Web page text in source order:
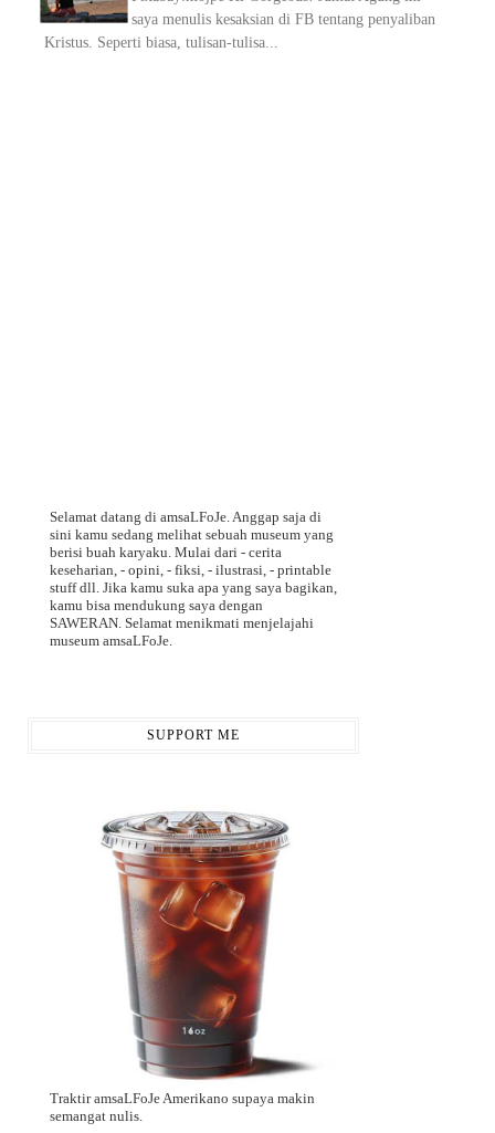
saya menulis kesaksian di FB tentang penyaliban
Kristus. Seperti biasa, tulisan-tulisa...
Selamat datang di amsaLFoJe. Anggap saja di
sini kamu sedang melihat sebuah museum yang
berisi buah karyaku. Mulai dari - cerita
keseharian, - opini, - fiksi, - ilustrasi, - printable
stuff dll. Jika kamu suka apa yang saya bagikan,
kamu bisa mendukung saya dengan
SAWERAN. Selamat menikmati menjelajahi
museum amsaLFoJe.
SUPPORT ME
Traktir amsaLFoJe Amerikano supaya makin
semangat nulis.